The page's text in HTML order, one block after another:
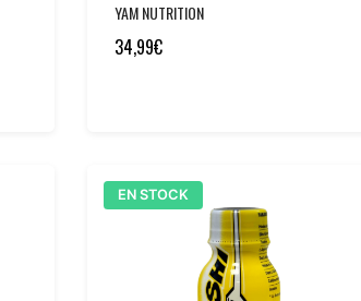
YAM NUTRITION
34,99€
EN STOCK